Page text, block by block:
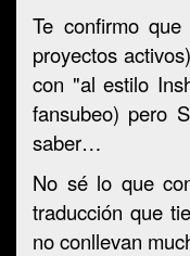
Te confirmo
proyectos
con "al estilo
fansubeo) pero
saber…
No sé lo que
traducción que
no conllevan